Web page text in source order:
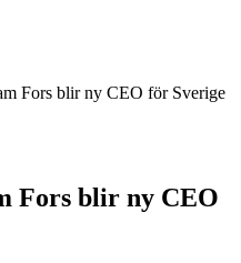
Fors blir ny CEO för Sverige
Fors blir ny CEO